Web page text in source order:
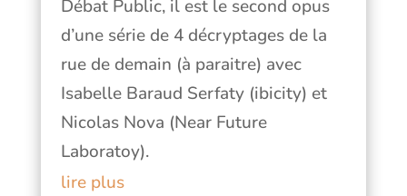
Débat Public, il est le second opus
d’une série de 4 décryptages de la
rue de demain (à paraitre) avec
Isabelle Baraud Serfaty (ibicity) et
Nicolas Nova (Near Future
Laboratoy).
lire plus